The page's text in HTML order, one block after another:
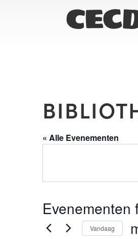
« Alle Evenementen
Evenementen
Vandaag